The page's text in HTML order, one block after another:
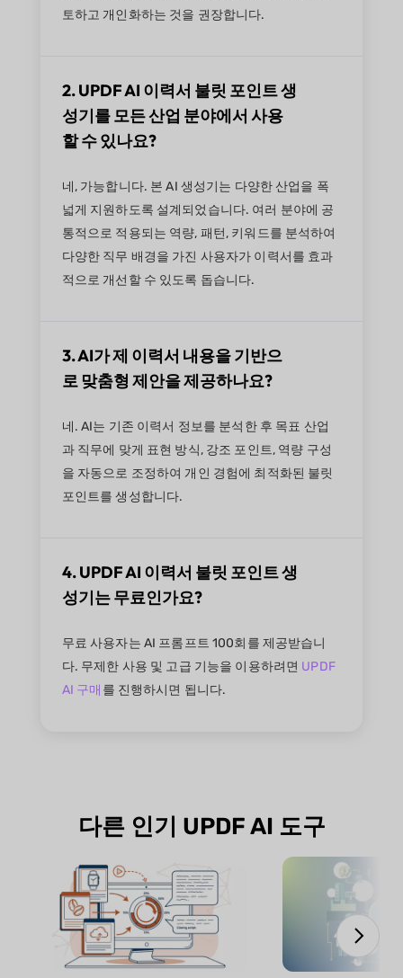
토하고 개인화하는 것을 권장합니다.
2. UPDF AI 이력서 불릿 포인트 생
성기를 모든 산업 분야에서 사용
할 수 있나요?
네, 가능합니다. 본 AI 생성기는 다양한 산업을 폭
넓게 지원하도록 설계되었습니다. 여러 분야에 공
통적으로 적용되는 역량, 패턴, 키워드를 분석하여
다양한 직무 배경을 가진 사용자가 이력서를 효과
적으로 개선할 수 있도록 돕습니다.
3. AI가 제 이력서 내용을 기반으
로 맞춤형 제안을 제공하나요?
네. AI는 기존 이력서 정보를 분석한 후 목표 산업
과 직무에 맞게 표현 방식, 강조 포인트, 역량 구성
을 자동으로 조정하여 개인 경험에 최적화된 불릿
포인트를 생성합니다.
4. UPDF AI 이력서 불릿 포인트 생
성기는 무료인가요?
무료 사용자는 AI 프롬프트 100회를 제공받습니
다. 무제한 사용 및 고급 기능을 이용하려면 UPDF
AI 구매 를 진행하시면 됩니다.
다른 인기 UPDF AI 도구